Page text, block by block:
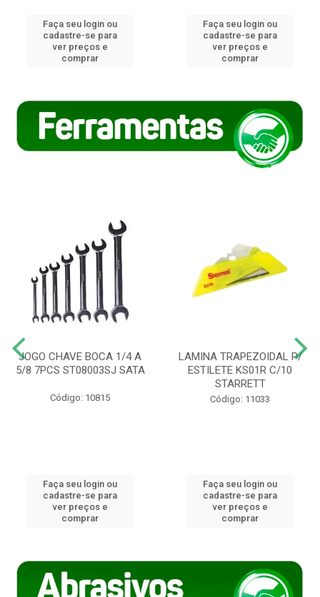
Faça seu login ou
cadastre-se para
ver preços e
comprar
Faça seu login ou
cadastre-se para
ver preços e
comprar
JOGO CHAVE BOCA 1/4 A
5/8 7PCS ST08003SJ SATA
Código: 10815
Faça seu login ou
cadastre-se para
ver preços e
comprar
LAMINA TRAPEZOIDAL P/
ESTILETE KS01R C/10
STARRETT
Código: 11033
Faça seu login ou
cadastre-se para
ver preços e
comprar